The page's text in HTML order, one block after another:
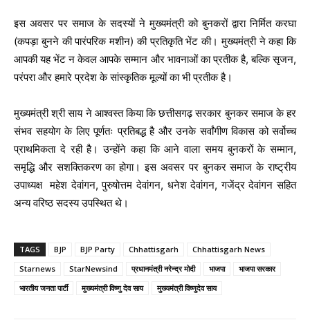
इस अवसर पर समाज के सदस्यों ने मुख्यमंत्री को बुनकरों द्वारा निर्मित करघा
(कपड़ा बुनने की पारंपरिक मशीन) की प्रतिकृति भेंट की। मुख्यमंत्री ने कहा कि
आपकी यह भेंट न केवल आपके सम्मान और भावनाओं का प्रतीक है, बल्कि सृजन,
परंपरा और हमारे प्रदेश के सांस्कृतिक मूल्यों का भी प्रतीक है।
मुख्यमंत्री श्री साय ने आश्वस्त किया कि छत्तीसगढ़ सरकार बुनकर समाज के हर
संभव सहयोग के लिए पूर्णतः प्रतिबद्ध है और उनके सर्वांगीण विकास को सर्वोच्च
प्राथमिकता दे रही है। उन्होंने कहा कि आने वाला समय बुनकरों के सम्मान,
समृद्धि और सशक्तिकरण का होगा। इस अवसर पर बुनकर समाज के राष्ट्रीय
उपाध्यक्ष महेश देवांगन, पुरुषोत्तम देवांगन, धनेश देवांगन, गजेंद्र देवांगन सहित
अन्य वरिष्ठ सदस्य उपस्थित थे।
TAGS BJP BJP Party Chhattisgarh
Chhattisgarh News
Starnews
StarNewsind प्रधानमंत्री नरेन्‍द्र मोदी भाजपा
भाजपा सरकार
भारतीय जनता पार्टी
मुख्यमंत्री विष्णु देव साय मुख्यमंत्री विष्णुदेव साय